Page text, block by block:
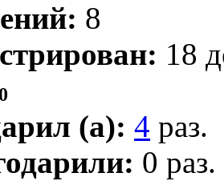
8
18
0
(а): 4 раз.
0 раз.